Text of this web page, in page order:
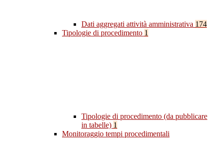
Dati aggregati attività amministrativa 174
Tipologie di procedimento 1
Tipologie di procedimento (da pubblicare
in tabelle) 1
Monitoraggio tempi procedimentali